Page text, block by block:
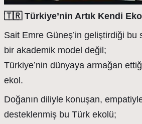
🇹🇷 Türkiye’nin Artık Kendi
Sait Emre Güneş’in geliştirdiği bu
bir akademik model değil;
Türkiye’nin dünyaya armağan
ekol.
Doğanın diliyle konuşan,
desteklenmiş bu Türk ekolü;